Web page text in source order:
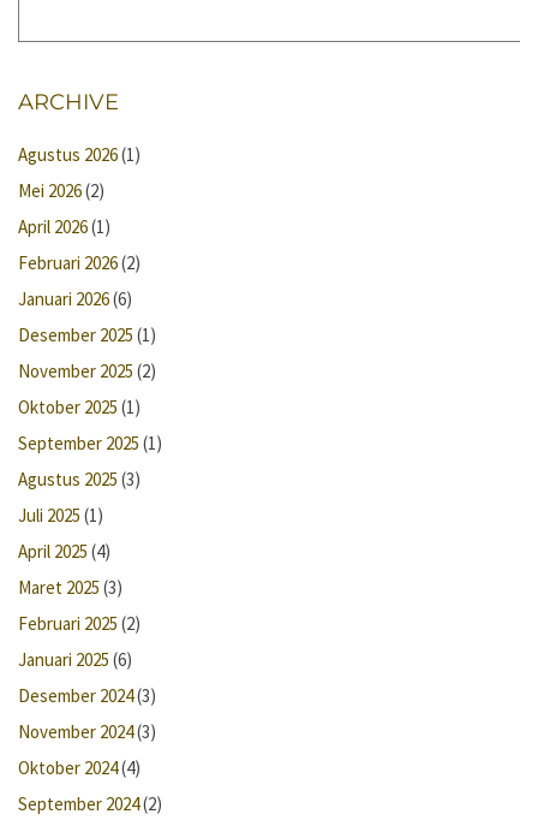
ARCHIVE
Agustus 2026(1)
Mei 2026(2)
April 2026(1)
Februari 2026(2)
Januari 2026(6)
Desember 2025 (1)
November 2025 (2)
Oktober 2025 (1)
September 2025 (1)
Agustus 2025 (3)
Juli 2025 (1)
April 2025 (4)
Maret 2025 (3)
Februari 2025 (2)
Januari 2025 (6)
Desember 2024(3)
November 2024(3)
Oktober 2024(4)
September 2024(2)